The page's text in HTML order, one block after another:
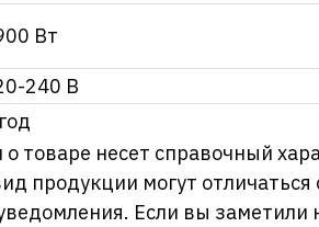
Вт
240 В
несет справочный
продукции могут
Если вы